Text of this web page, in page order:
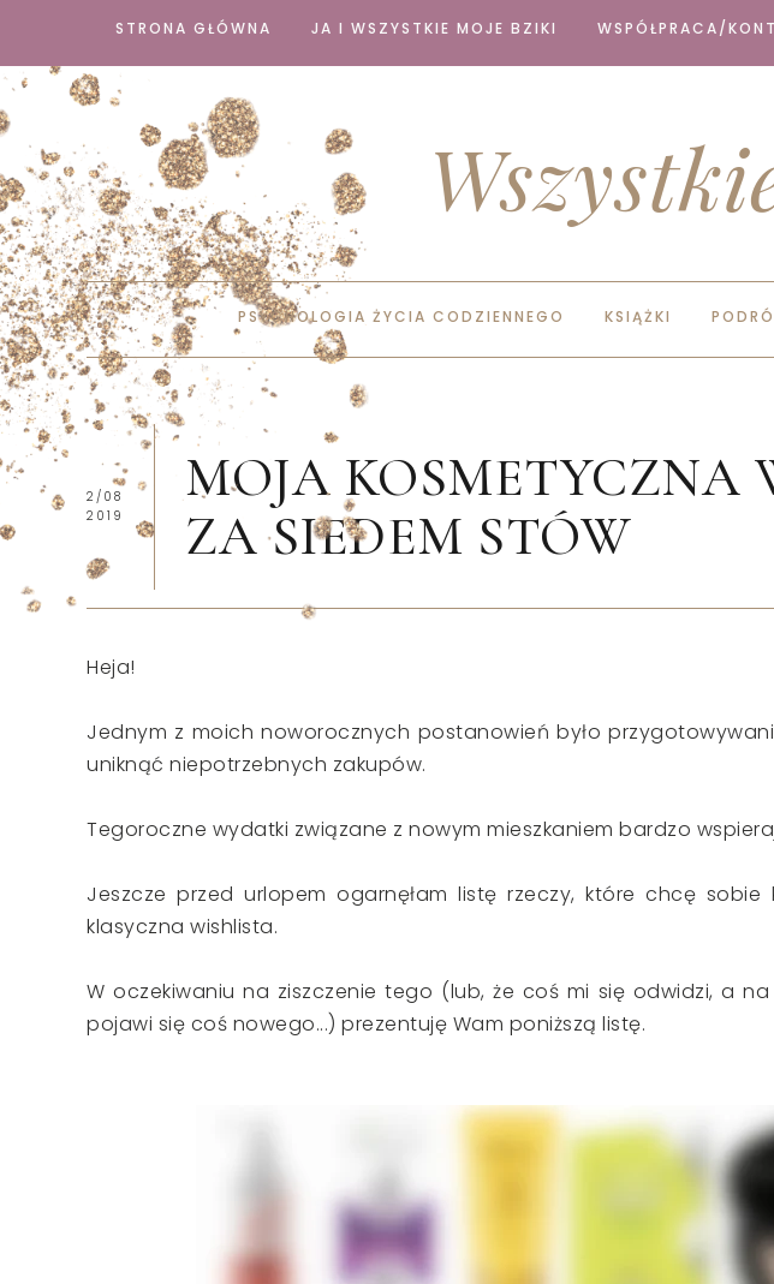
STRONA GŁÓWNA JA I WSZYSTKIE MOJE BZIKI WSPÓŁPRACA/
PSYCHOLOGIA ŻYCIA CODZIENNEGO KSIĄŻKI
2/08
2019
MOJA KOSMETYCZNA
ZA SIEDEM STÓW
Heja!
Jednym z moich noworocznych postanowień było
uniknąć niepotrzebnych zakupów.
Tegoroczne wydatki związane z nowym mieszkaniem bardzo
Jeszcze przed urlopem ogarnęłam listę rzeczy, które chcę
klasyczna wishlista.
W oczekiwaniu na ziszczenie tego (lub, że coś mi się odwidzi, a
pojawi się coś nowego...) prezentuję Wam poniższą listę.